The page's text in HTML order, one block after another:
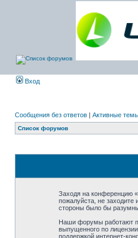
Вход
Сообщения без ответов | Активные
Список форумов
Заходя на конференцию
пожалуйста, не
стороны было бы
Наши форумы работают
выпущенного по
поддержкой интернет-